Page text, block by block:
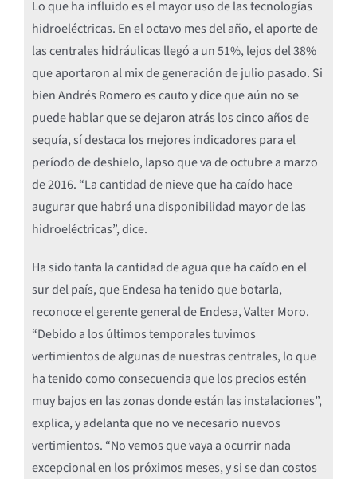
Lo que ha influido es el mayor uso de las tecnologías
hidroeléctricas. En el octavo mes del año, el aporte de
las centrales hidráulicas llegó a un 51%, lejos del 38%
que aportaron al mix de generación de julio pasado. Si
bien Andrés Romero es cauto y dice que aún no se
puede hablar que se dejaron atrás los cinco años de
sequía, sí destaca los mejores indicadores para el
período de deshielo, lapso que va de octubre a marzo
de 2016. “La cantidad de nieve que ha caído hace
augurar que habrá una disponibilidad mayor de las
hidroeléctricas”, dice.
Ha sido tanta la cantidad de agua que ha caído en el
sur del país, que Endesa ha tenido que botarla,
reconoce el gerente general de Endesa, Valter Moro.
“Debido a los últimos temporales tuvimos
vertimientos de algunas de nuestras centrales, lo que
ha tenido como consecuencia que los precios estén
muy bajos en las zonas donde están las instalaciones”,
explica, y adelanta que no ve necesario nuevos
vertimientos. “No vemos que vaya a ocurrir nada
excepcional en los próximos meses, y si se dan costos